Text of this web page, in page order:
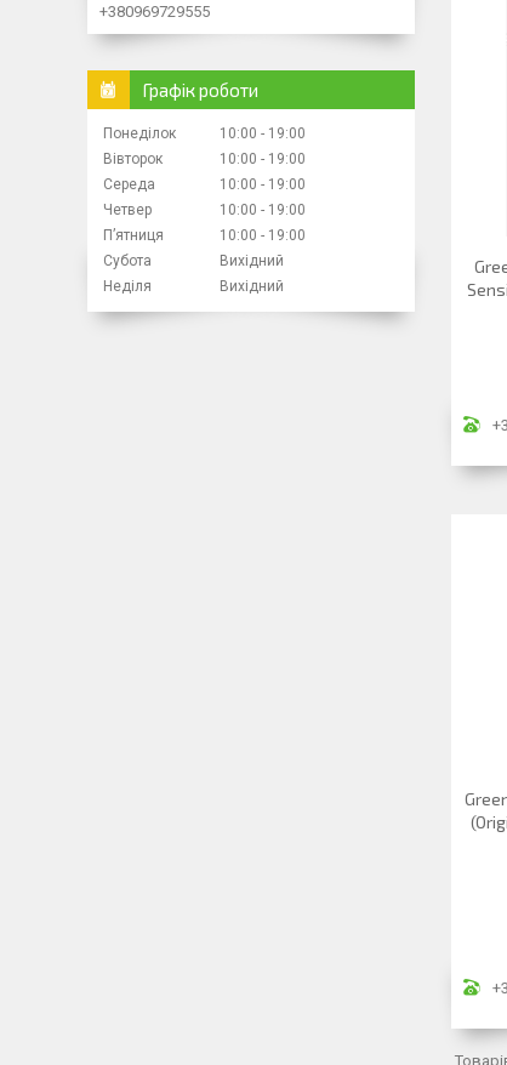
+380969729555
Графік роботи
Понеділок 10:00
19:00
Вівторок
10:00
19:00
Середа
10:00
19:00
Четвер
10:00
19:00
Пʼятниця
10:00
19:00
Субота
Вихідний
Неділя
Вихідний